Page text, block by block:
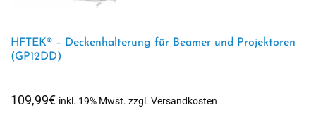
HFTEK® – Deckenhalterung für Beamer und Projektoren
(GP12DD)
109,99€ inkl. 19% Mwst. zzgl. Versandkosten